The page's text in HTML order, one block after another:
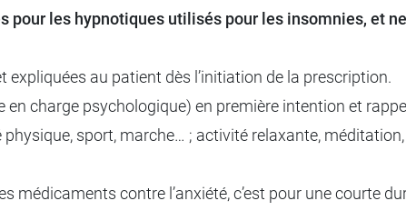
les hypnotiques utilisés pour les insomnies, et
au patient dès l’initiation de la prescription.
en charge psychologique) en première intention et
sport, marche… ; activité relaxante,
contre l’anxiété, c’est pour une courte